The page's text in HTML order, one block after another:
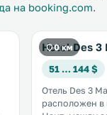
на booking.com.
0 км
Hotel Des 3
51 … 144 $
Отель Des 3
расположен в